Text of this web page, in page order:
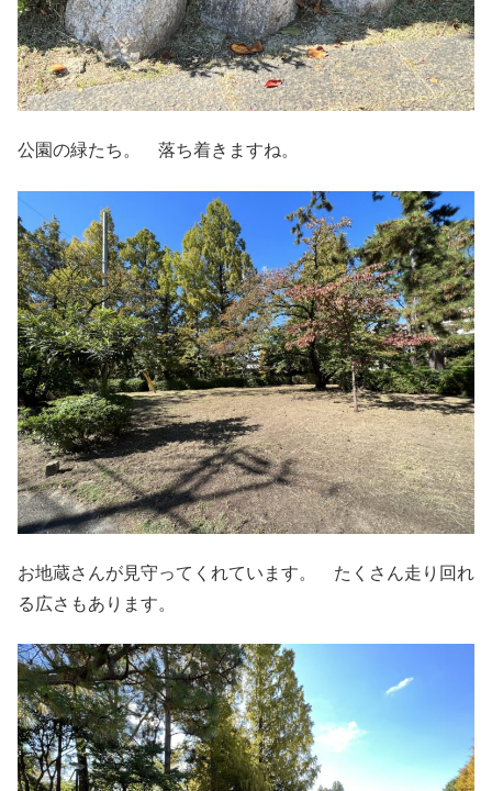
公園の緑たち。 落ち着きますね。
お地蔵さんが見守ってくれています。 たくさん走り回れ
る広さもあります。